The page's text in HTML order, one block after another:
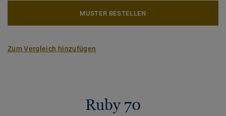
MUSTER BESTELLEN
Zum Vergleich hinzufügen
Ruby 70